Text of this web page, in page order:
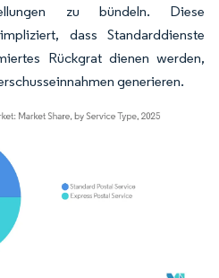
zu bündeln. Diese
dass Standarddienste
Rückgrat dienen werden,
generieren.